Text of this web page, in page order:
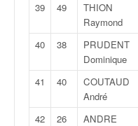
39 49
THION
Raymond
40 38
PRUDENT
Dominique
41 40
COUTAUD
André
42 26
ANDRE